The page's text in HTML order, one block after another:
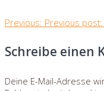
Previous: Previous post:
Schreibe einen
Deine E-Mail-Adresse